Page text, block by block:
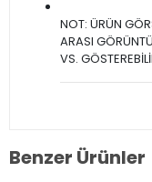
NOT: ÜRÜN
ARASI
VS.
Benzer Ürünler